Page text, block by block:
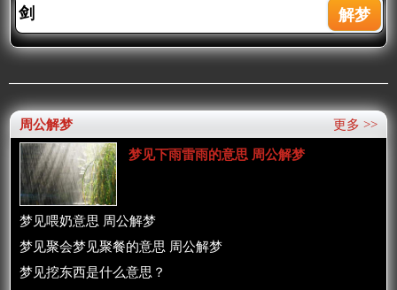
更多 >>
周公解梦
梦见下雨雷雨的意思 周公解梦
梦见喂奶意思 周公解梦
梦见聚会梦见聚餐的意思 周公解梦
梦见挖东西是什么意思？